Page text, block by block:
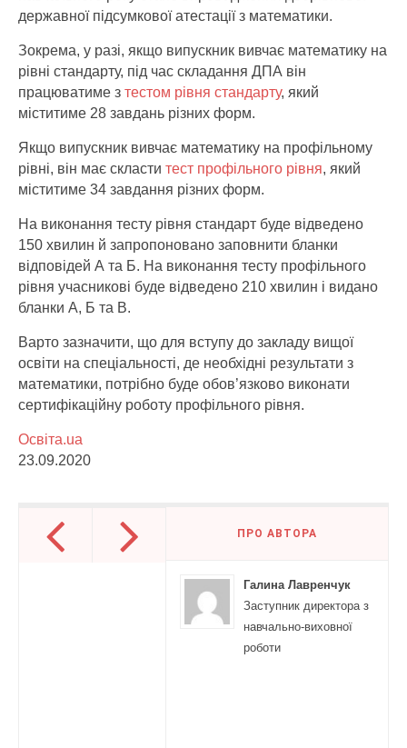
державної підсумкової атестації з математики.
Зокрема, у разі, якщо випускник вивчає математику на
рівні стандарту, під час складання ДПА він
працюватиме з тестом рівня стандарту, який
міститиме 28 завдань різних форм.
Якщо випускник вивчає математику на профільному
рівні, він має скласти тест профільного рівня, який
міститиме 34 завдання різних форм.
На виконання тесту рівня стандарт буде відведено
150 хвилин й запропоновано заповнити бланки
відповідей А та Б. На виконання тесту профільного
рівня учасникові буде відведено 210 хвилин і видано
бланки А, Б та В.
Варто зазначити, що для вступу до закладу вищої
освіти на спеціальності, де необхідні результати з
математики, потрібно буде обов’язково виконати
сертифікаційну роботу профільного рівня.
Освіта.ua
23.09.2020
ПРО АВТОРА
Галина Лавренчук
Заступник директора з
навчально-виховної
роботи